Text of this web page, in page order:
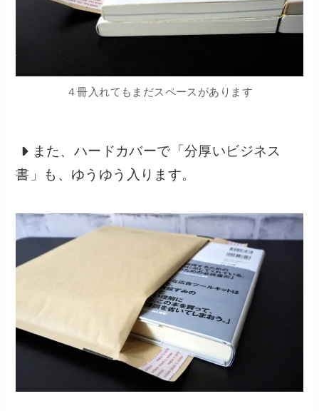
４冊入れてもまだスペースがあります
また、ハードカバーで「分厚いビジネス
書」も、ゆうゆう入ります。